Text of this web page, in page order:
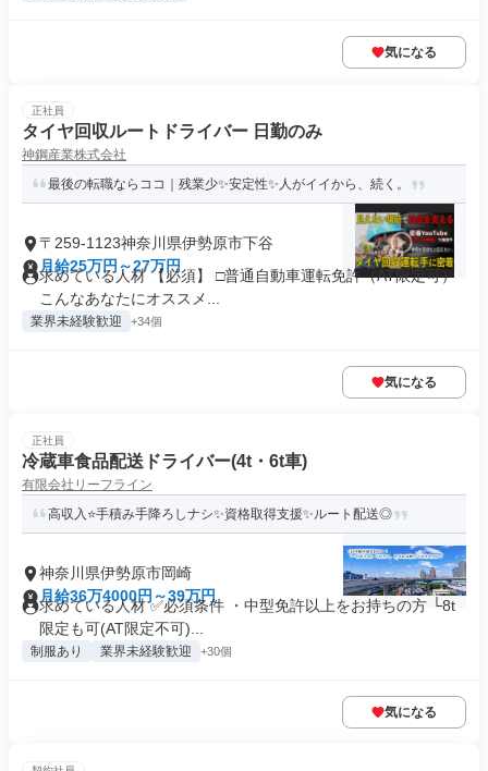
気になる
正社員
タイヤ回収ルートドライバー 日勤のみ
神鋼産業株式会社
最後の転職ならココ｜残業少✨安定性✨人がイイから、続く。
〒259-1123神奈川県伊勢原市下谷
月給25万円～27万円
求めている人材 【必須】 □普通自動車運転免許（AT限定可）
こんなあなたにオススメ...
業界未経験歓迎 +34個
気になる
正社員
冷蔵車食品配送ドライバー(4t・6t車)
有限会社リーフライン
高収入⭐手積み手降ろしナシ✨資格取得支援✨ルート配送◎
神奈川県伊勢原市岡崎
月給36万4000円～39万円
求めている人材 ✅必須条件 ・中型免許以上をお持ちの方 └8t
限定も可(AT限定不可)...
制服あり 業界未経験歓迎 +30個
気になる